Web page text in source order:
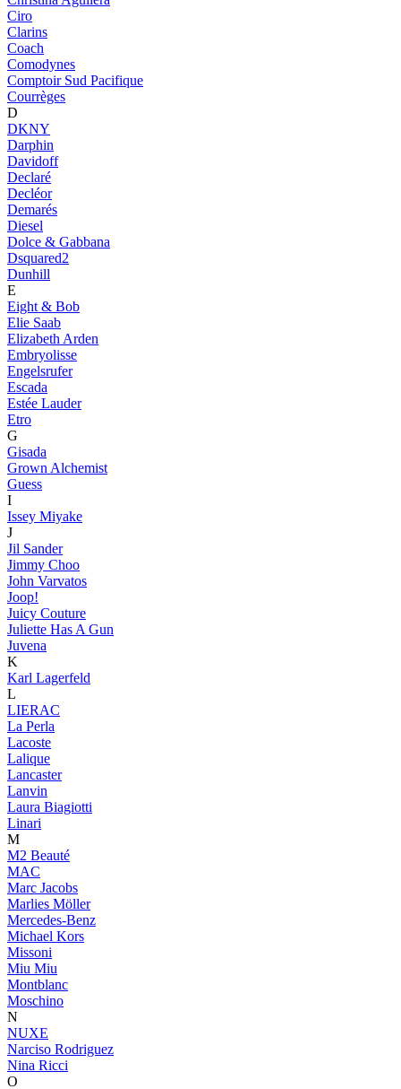
Ciro
Clarins
Coach
Comodynes
Comptoir Sud Pacifique
Courrèges
D
DKNY
Darphin
Davidoff
Declaré
Decléor
Demarés
Diesel
Dolce & Gabbana
Dsquared2
Dunhill
E
Eight & Bob
Elie Saab
Elizabeth Arden
Embryolisse
Engelsrufer
Escada
Estée Lauder
Etro
G
Gisada
Grown Alchemist
Guess
I
Issey Miyake
J
Jil Sander
Jimmy Choo
John Varvatos
Joop!
Juicy Couture
Juliette Has A Gun
Juvena
K
Karl Lagerfeld
L
LIERAC
La Perla
Lacoste
Lalique
Lancaster
Lanvin
Laura Biagiotti
Linari
M
M2 Beauté
MAC
Marc Jacobs
Marlies Möller
Mercedes-Benz
Michael Kors
Missoni
Miu Miu
Montblanc
Moschino
N
NUXE
Narciso Rodriguez
Nina Ricci
O